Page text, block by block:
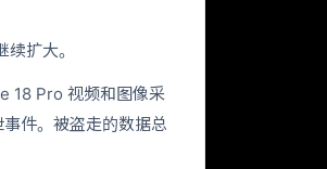
扩大。
18 Pro 视频和图像采
件。被盗走的数据总